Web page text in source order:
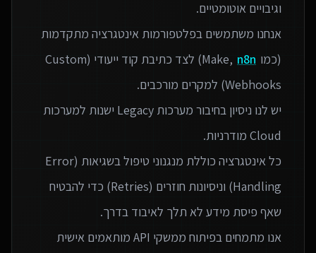
אנחנו משתמשים בפלטפורמות אינטגרציה מתקדמות
(כמו Make, n8n
) לצד כתיבת קוד ייעודי (Custom
יש לנו ניסיון בחיבור מערכות Legacy ישנות למערכות
כל אינטגרציה כוללת מנגנוני טיפול בשגיאות (Error
Handling) וניסיונות חוזרים (Retries) כדי להבטיח
אנו מתמחים בפיתוח ממשקי API מותאמים אישית